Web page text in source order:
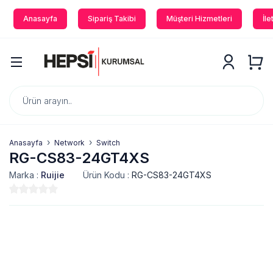
Anasayfa Sipariş Takibi Müşteri Hizmetleri
Anasayfa Network Switch
RG-CS83-24GT4XS
Marka : Ruijie Ürün Kodu : RG-CS83-24GT4XS